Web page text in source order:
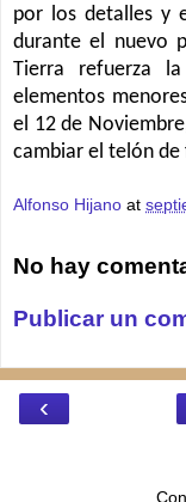
por los detalles y
durante el nuevo
Tierra refuerza
elementos
el 12 de
cambiar el telón
Alfonso Hijano at
No hay
Publicar un
‹